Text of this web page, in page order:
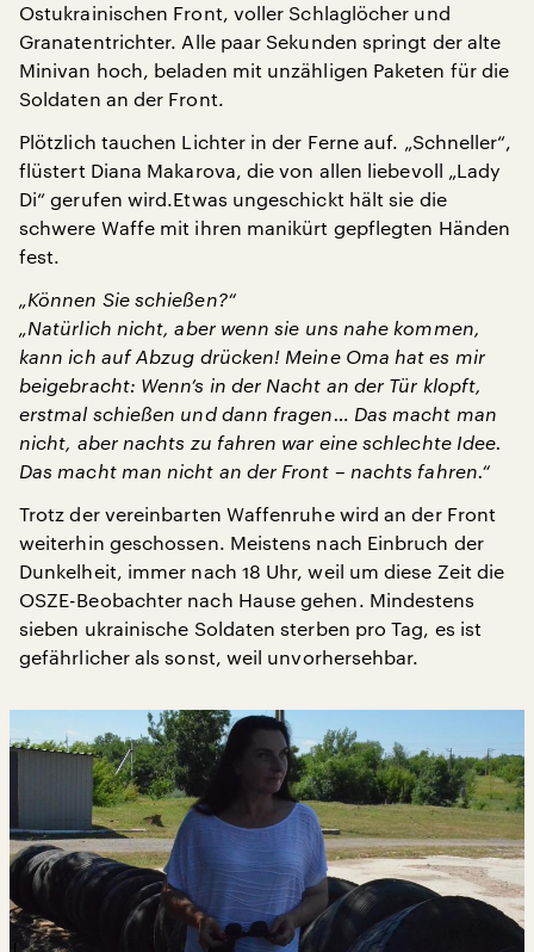
Ostukrainischen Front, voller Schlaglöcher und
Granatentrichter. Alle paar Sekunden springt der alte
Minivan hoch, beladen mit unzähligen Paketen für die
Soldaten an der Front.
Plötzlich tauchen Lichter in der Ferne auf. „Schneller“,
flüstert Diana Makarova, die von allen liebevoll „Lady
Di“ gerufen wird.Etwas ungeschickt hält sie die
schwere Waffe mit ihren manikürt gepflegten Händen
fest.
„Können Sie schießen?“
„Natürlich nicht, aber wenn sie uns nahe kommen,
kann ich auf Abzug drücken! Meine Oma hat es mir
beigebracht: Wenn’s in der Nacht an der Tür klopft,
erstmal schießen und dann fragen… Das macht man
nicht, aber nachts zu fahren war eine schlechte Idee.
Das macht man nicht an der Front – nachts fahren.“
Trotz der vereinbarten Waffenruhe wird an der Front
weiterhin geschossen. Meistens nach Einbruch der
Dunkelheit, immer nach 18 Uhr, weil um diese Zeit die
OSZE-Beobachter nach Hause gehen. Mindestens
sieben ukrainische Soldaten sterben pro Tag, es ist
gefährlicher als sonst, weil unvorhersehbar.